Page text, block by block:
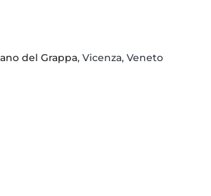
del Grappa, Vicenza, Veneto